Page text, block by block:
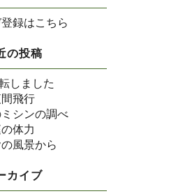
録はこちら
の投稿
しました
飛行
シンの調べ
体力
風景から
カイブ